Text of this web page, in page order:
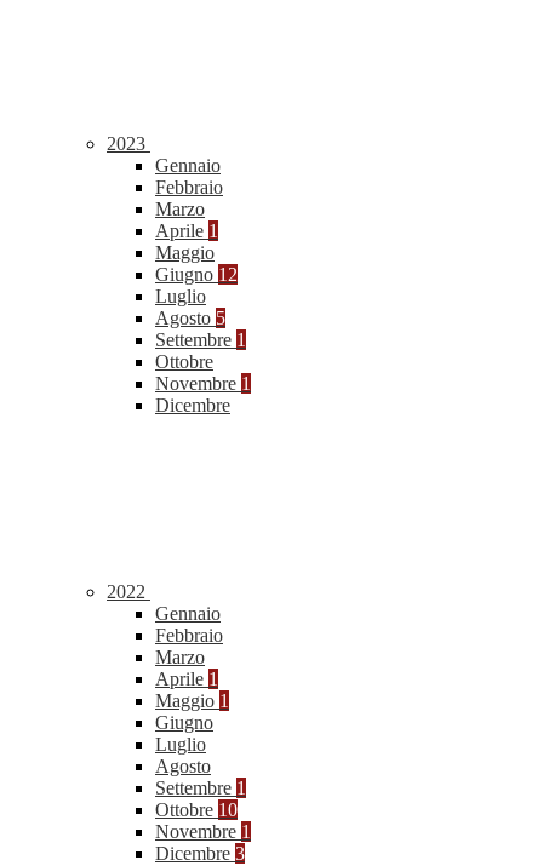
2023
Gennaio
Febbraio
Marzo
Aprile 1
Maggio
Giugno 12
Luglio
Agosto 5
Settembre 1
Ottobre
Novembre 1
Dicembre
2022
Gennaio
Febbraio
Marzo
Aprile 1
Maggio 1
Giugno
Luglio
Agosto
Settembre 1
Ottobre 10
Novembre 1
Dicembre 3